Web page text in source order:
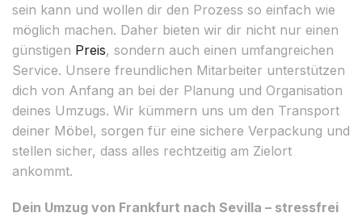
sein kann und wollen dir den Prozess so einfach wie
möglich machen. Daher bieten wir dir nicht nur einen
günstigen Preis, sondern auch einen umfangreichen
Service. Unsere freundlichen Mitarbeiter unterstützen
dich von Anfang an bei der Planung und Organisation
deines Umzugs. Wir kümmern uns um den Transport
deiner Möbel, sorgen für eine sichere Verpackung und
stellen sicher, dass alles rechtzeitig am Zielort
ankommt.
Dein Umzug von Frankfurt nach Sevilla – stressfrei